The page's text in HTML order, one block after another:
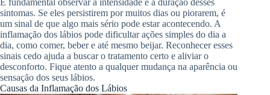
sintomas. Se eles persistirem por muitos dias ou piorarem, é
um sinal de que algo mais sério pode estar acontecendo. A
inflamação dos lábios pode dificultar ações simples do dia a
dia, como comer, beber e até mesmo beijar. Reconhecer esses
sinais cedo ajuda a buscar o tratamento certo e aliviar o
desconforto. Fique atento a qualquer mudança na aparência ou
sensação dos seus lábios.
Causas da Inflamação dos Lábios